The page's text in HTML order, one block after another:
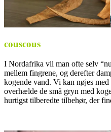
couscous
I Nordafrika vil man ofte selv
mellem fingrene, og derefter
kogende vand. Vi kan nøjes
overhælde de små gryn med
hurtigst tilberedte tilbehør, der